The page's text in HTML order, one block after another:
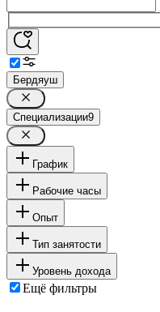
Бердяуш
Специализации9
График
Рабочие часы
Опыт
Тип занятости
Уровень дохода
Ещё фильтры